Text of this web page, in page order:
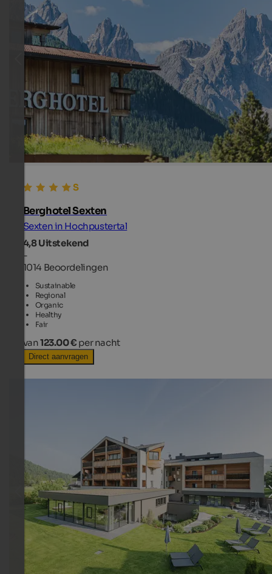
Berghotel Sexten
Sexten in Hochpustertal
4,8Uitstekend
-
1014 Beoordelingen
Sustainable
Regional
Organic
Healthy
Fair
van123.00 € per nacht
Direct aanvragen